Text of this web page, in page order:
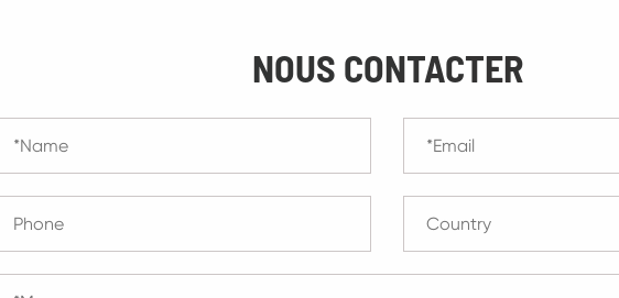
NOUS CONTACTER